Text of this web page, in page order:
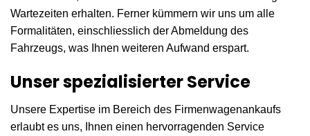
Wartezeiten erhalten. Ferner kümmern wir uns um alle
Formalitäten, einschliesslich der Abmeldung des
Fahrzeugs, was Ihnen weiteren Aufwand erspart.
Unser spezialisierter Service
Unsere Expertise im Bereich des Firmenwagenankaufs
erlaubt es uns, Ihnen einen hervorragenden Service